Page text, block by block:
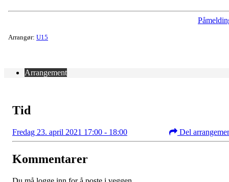
Arrangør: U15
Arrangement
Tid
Fredag 23. april 2021 17:00 - 18:00 Del
Kommentarer